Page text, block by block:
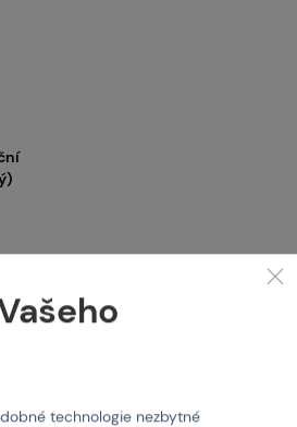
technologie nezbytné